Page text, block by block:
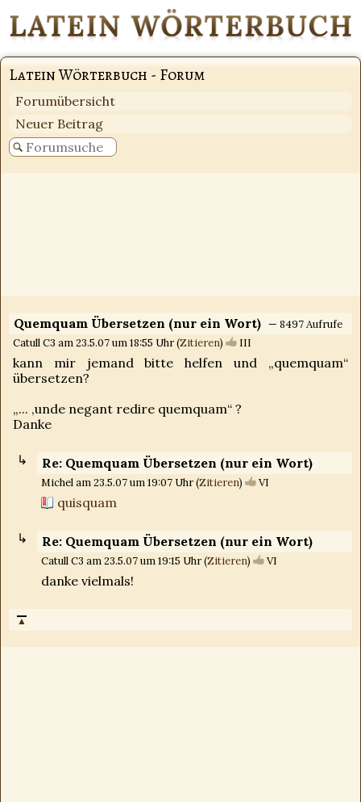
Latein Wörterbuch - Forum
Forumübersicht
Neuer Beitrag
Quemquam Übersetzen (nur ein Wort) — 8497 Aufrufe
Catull C3 am 23.5.07 um 18:55 Uhr (Zitieren) III
kann mir jemand bitte helfen und „quemquam“
übersetzen?
„... ,unde negant redire quemquam“ ?
Danke
Re: Quemquam Übersetzen (nur ein Wort)
Michel am 23.5.07 um 19:07 Uhr (Zitieren) VI
quisquam
Re: Quemquam Übersetzen (nur ein Wort)
Catull C3 am 23.5.07 um 19:15 Uhr (Zitieren) VI
danke vielmals!
▲